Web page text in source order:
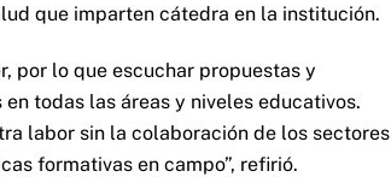
que imparten cátedra en la institución.
por lo que escuchar propuestas y
todas las áreas y niveles educativos.
labor sin la colaboración de los sectores
formativas en campo”, refirió.